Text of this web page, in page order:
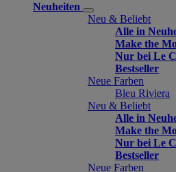
Neuheiten
Neu & Beliebt
Alle in
Make the
Nur bei Le
Bestseller
Neue Farben
Bleu Riviera
Neu & Beliebt
Alle in
Make the
Nur bei Le
Bestseller
Neue Farben